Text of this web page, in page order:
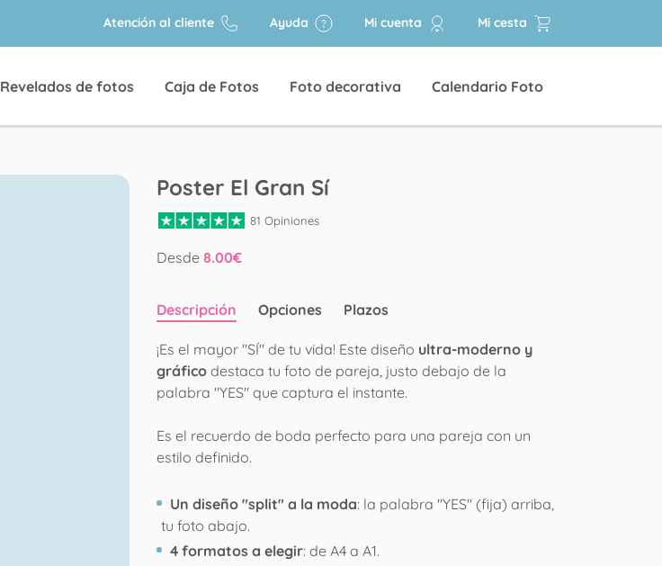
Atención al cliente Ayuda Mi cuenta Mi cesta
Revelados de fotos Caja de Fotos Foto decorativa Calendario Foto
Poster El Gran Sí
81 Opiniones
Desde 8.00€
Descripción Opciones Plazos
¡Es el mayor "SÍ" de tu vida! Este diseño ultra-moderno y
gráfico destaca tu foto de pareja, justo debajo de la
palabra "YES" que captura el instante.
Es el recuerdo de boda perfecto para una pareja con un
estilo definido.
Un diseño "split" a la moda: la palabra "YES" (fija) arriba,
tu foto abajo.
4 formatos a elegir: de A4 a A1.